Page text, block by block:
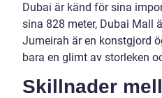
Dubai är känd för sina
sina 828 meter, Dubai Mall
Jumeirah är en konstgjord
bara en glimt av storleken
Skillnader